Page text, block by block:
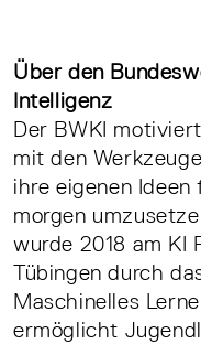
Über den
Intelligenz
Der BWKI
mit den
ihre eigenen
morgen
wurde 2018 am KI
Tübingen durch
Maschinelles
ermöglicht